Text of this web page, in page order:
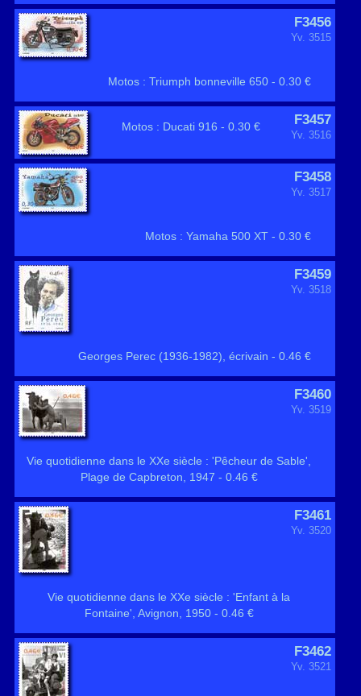
F3456
Yv. 3515
Motos : Triumph bonneville 650 - 0.30 €
F3457
Yv. 3516
Motos : Ducati 916 - 0.30 €
F3458
Yv. 3517
Motos : Yamaha 500 XT - 0.30 €
F3459
Yv. 3518
Georges Perec (1936-1982), écrivain - 0.46 €
F3460
Yv. 3519
Vie quotidienne dans le XXe siècle : 'Pêcheur de Sable',
Plage de Capbreton, 1947 - 0.46 €
F3461
Yv. 3520
Vie quotidienne dans le XXe siècle : 'Enfant à la
Fontaine', Avignon, 1950 - 0.46 €
F3462
Yv. 3521